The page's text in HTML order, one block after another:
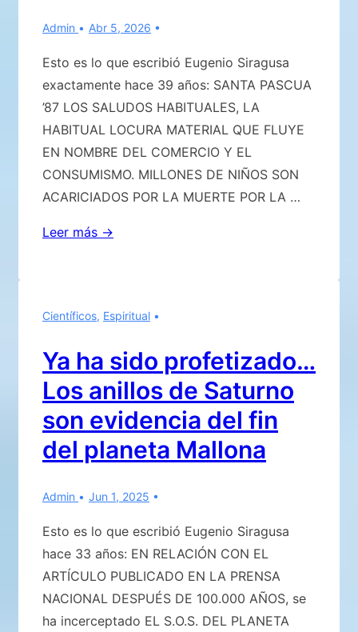
SIN
OLVIDAR…
Admin Abr 5, 2026
Esto es lo que escribió Eugenio Siragusa
exactamente hace 39 años: SANTA PASCUA
’87 LOS SALUDOS HABITUALES, LA
HABITUAL LOCURA MATERIAL QUE FLUYE
EN NOMBRE DEL COMERCIO Y EL
CONSUMISMO. MILLONES DE NIÑOS SON
ACARICIADOS POR LA MUERTE POR LA …
SANTA
Abril
2026
Aniversario
del
en
que
triunfó
la
Verdad
Leer más →
Científicos, Espiritual
Ya ha sido profetizado…
Los anillos de Saturno
son evidencia del fin
del planeta Mallona
Admin Jun 1, 2025
Esto es lo que escribió Eugenio Siragusa
hace 33 años: EN RELACIÓN CON EL
ARTÍCULO PUBLICADO EN LA PRENSA
NACIONAL DESPUÉS DE 100.000 AÑOS, se
ha incerceptado EL S.O.S. DEL PLANETA